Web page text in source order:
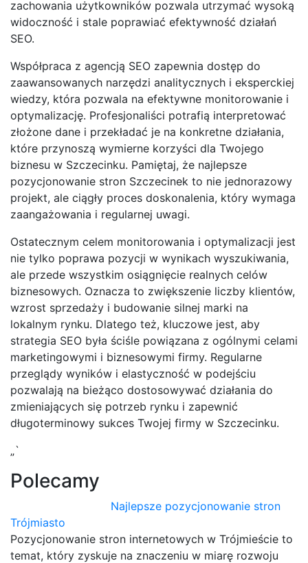
zachowania użytkowników pozwala utrzymać wysoką
widoczność i stale poprawiać efektywność działań
SEO.
Współpraca z agencją SEO zapewnia dostęp do
zaawansowanych narzędzi analitycznych i eksperckiej
wiedzy, która pozwala na efektywne monitorowanie i
optymalizację. Profesjonaliści potrafią interpretować
złożone dane i przekładać je na konkretne działania,
które przynoszą wymierne korzyści dla Twojego
biznesu w Szczecinku. Pamiętaj, że najlepsze
pozycjonowanie stron Szczecinek to nie jednorazowy
projekt, ale ciągły proces doskonalenia, który wymaga
zaangażowania i regularnej uwagi.
Ostatecznym celem monitorowania i optymalizacji jest
nie tylko poprawa pozycji w wynikach wyszukiwania,
ale przede wszystkim osiągnięcie realnych celów
biznesowych. Oznacza to zwiększenie liczby klientów,
wzrost sprzedaży i budowanie silnej marki na
lokalnym rynku. Dlatego też, kluczowe jest, aby
strategia SEO była ściśle powiązana z ogólnymi celami
marketingowymi i biznesowymi firmy. Regularne
przeglądy wyników i elastyczność w podejściu
pozwalają na bieżąco dostosowywać działania do
zmieniających się potrzeb rynku i zapewnić
długoterminowy sukces Twojej firmy w Szczecinku.
„`
Polecamy
Najlepsze pozycjonowanie stron
Trójmiasto
Pozycjonowanie stron internetowych w Trójmieście to
temat, który zyskuje na znaczeniu w miarę rozwoju